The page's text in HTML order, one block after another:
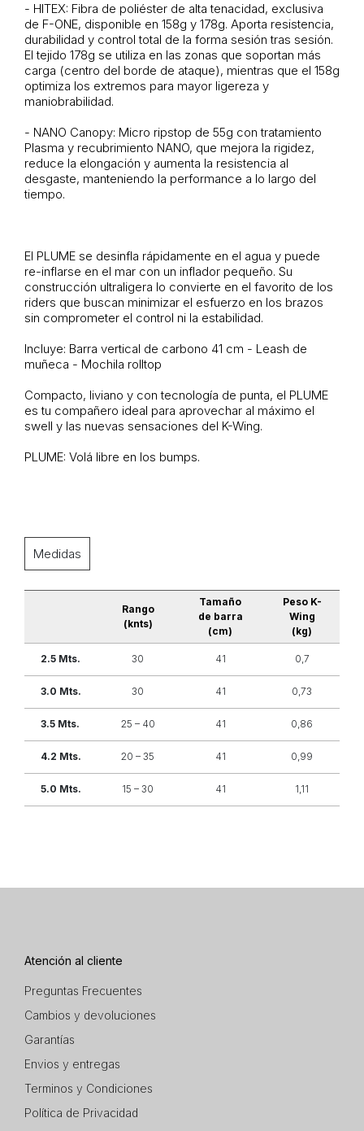
- HITEX: Fibra de poliéster de alta tenacidad, exclusiva
de F-ONE, disponible en 158g y 178g. Aporta resistencia,
durabilidad y control total de la forma sesión tras sesión.
El tejido 178g se utiliza en las zonas que soportan más
carga (centro del borde de ataque), mientras que el 158g
optimiza los extremos para mayor ligereza y
maniobrabilidad.
- NANO Canopy: Micro ripstop de 55g con tratamiento
Plasma y recubrimiento NANO, que mejora la rigidez,
reduce la elongación y aumenta la resistencia al
desgaste, manteniendo la performance a lo largo del
tiempo.
El PLUME se desinfla rápidamente en el agua y puede
re-inflarse en el mar con un inflador pequeño. Su
construcción ultraligera lo convierte en el favorito de los
riders que buscan minimizar el esfuerzo en los brazos
sin comprometer el control ni la estabilidad.
Incluye: Barra vertical de carbono 41 cm - Leash de
muñeca - Mochila rolltop
Compacto, liviano y con tecnología de punta, el PLUME
es tu compañero ideal para aprovechar al máximo el
swell y las nuevas sensaciones del K-Wing.
PLUME: Volá libre en los bumps.
Medidas
Rango
(knts)
Tamaño
de barra
(cm)
Peso K-
Wing
(kg)
2.5 Mts. 30 41 0,7
3.0 Mts. 30 41 0,73
3.5 Mts. 25 – 40 41 0,86
4.2 Mts. 20 – 35 41 0,99
5.0 Mts. 15 – 30 41 1,11
Atención al cliente
Preguntas Frecuentes
Cambios y devoluciones
Garantías
Envios y entregas
Terminos y Condiciones
Política de Privacidad